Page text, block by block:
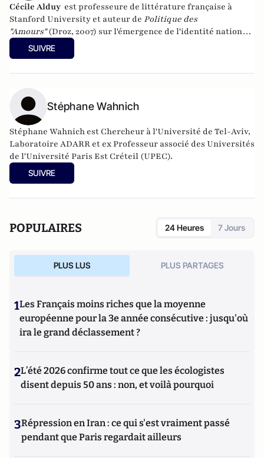
Cécile Alduy est professeure de littérature française à
Stanford University et auteur de Politique des
"Amours"(Droz, 2007) sur l'émergence de l'identité nationale
à la Renaissance, et avec Stéphane Wahnich, de
Pen prise aux mots
SUIVRE
Stéphane Wahnich
Stéphane Wahnich est Chercheur à l'Université de Tel-Aviv,
Laboratoire ADARR et ex Professeur associé des Universités
de l'Université Paris Est Créteil (UPEC).
SUIVRE
POPULAIRES 24 Heures 7 Jours
PLUS LUS PLUS PARTAGES
1Les Français moins riches que la moyenne
européenne pour la 3e année consécutive : jusqu'où
ira le grand déclassement ?
2L’été 2026 confirme tout ce que les écologistes
disent depuis 50 ans : non, et voilà pourquoi
3Répression en Iran : ce qui s'est vraiment passé
pendant que Paris regardait ailleurs